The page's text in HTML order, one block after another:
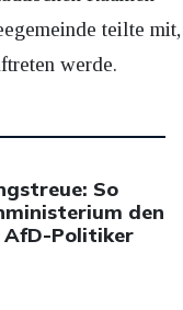
teilte mit,
werde.
So
den
AfD-Politiker